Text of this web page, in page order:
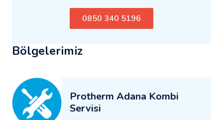
0850 340 5196
Bölgelerimiz
Protherm Adana Kombi
Servisi